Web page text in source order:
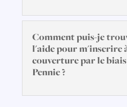
Comment puis-je
l'aide pour m'inscrire
couverture par le
Pennie ?